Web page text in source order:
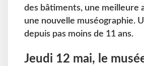
des bâtiments, une meilleure
une nouvelle muséographie.
depuis pas moins de 11 ans.
Jeudi 12 mai, le